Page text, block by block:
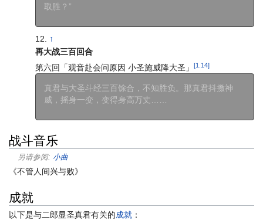
取胜？”
↑
再大战三百回合
第六回「观音赴会问原因 小圣施威降大圣」
[1.14]
真君与大圣斗经三百馀合，不知胜负。那真君抖擞神
威，摇身一变，变得身高万丈……
战斗音乐
另请参阅: 小曲
《不管人间兴与败》
成就
以下是与二郎显圣真君有关的成就 ：